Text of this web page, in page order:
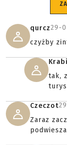
qurcz29-
czyżby
tak,
Czeczot
Zaraz